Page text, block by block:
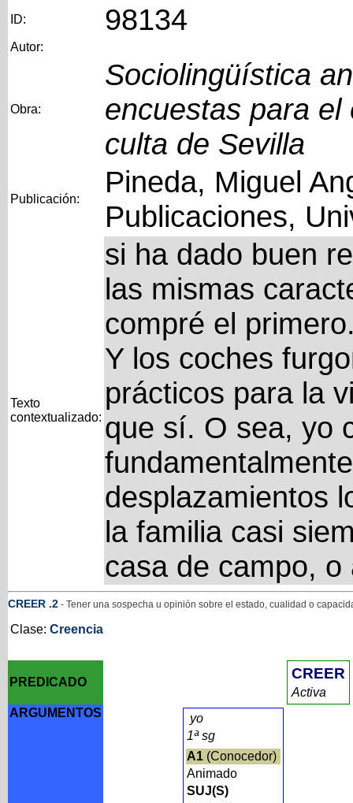
ID: 98134
Autor:
Obra:
Sociolingüística
encuestas para
culta de Sevilla
Publicación:
Pineda, Miguel
Publicaciones,
Texto
contextualizado:
si ha dado buen
las mismas
compré el
Y los coches
prácticos para la
que sí. O sea, yo
desplazamientos
la familia casi
casa de campo,
CREER .2- Tener una sospecha u opinión sobre el estado, cualidad o
Clase: Creencia
PREDICADO
CREER
Activa
ARGUMENTOS
yo
1ª sg
A1(Conocedor)
Animado
SUJ(S)